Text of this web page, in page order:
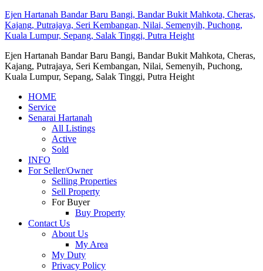
Ejen Hartanah Bandar Baru Bangi, Bandar Bukit Mahkota, Cheras,
Kajang, Putrajaya, Seri Kembangan, Nilai, Semenyih, Puchong,
Kuala Lumpur, Sepang, Salak Tinggi, Putra Height
Ejen Hartanah Bandar Baru Bangi, Bandar Bukit Mahkota, Cheras,
Kajang, Putrajaya, Seri Kembangan, Nilai, Semenyih, Puchong,
Kuala Lumpur, Sepang, Salak Tinggi, Putra Height
HOME
Service
Senarai Hartanah
All Listings
Active
Sold
INFO
For Seller/Owner
Selling Properties
Sell Property
For Buyer
Buy Property
Contact Us
About Us
My Area
My Duty
Privacy Policy